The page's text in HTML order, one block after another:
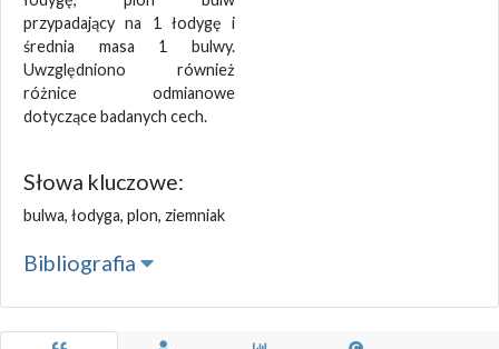
przypadający na 1 łodygę i
średnia masa 1 bulwy.
Uwzględniono również
różnice odmianowe
dotyczące badanych cech.
Słowa kluczowe:
bulwa, łodyga, plon, ziemniak
Bibliografia